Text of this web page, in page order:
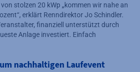
stolzen 20 kWp „kommen wir nahe an
erklärt Renndirektor Jo Schindler.
finanziell unterstützt durch
Anlage investiert. Einfach
nachhaltigen Laufevent